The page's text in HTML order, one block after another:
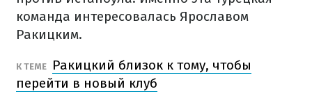
команда интересовалась Ярославом
Ракицким.
К ТЕМЕ
Ракицкий близок к тому, чтобы
перейти в новый клуб